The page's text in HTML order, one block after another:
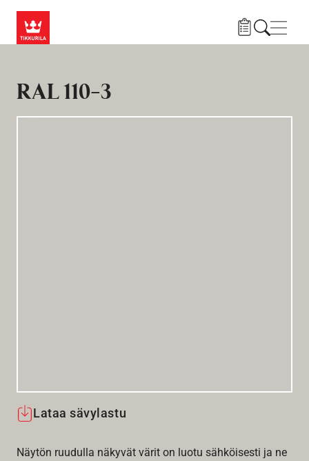
RAL 110-3
Lataa sävylastu
Näytön ruudulla näkyvät värit on luotu sähköisesti ja ne